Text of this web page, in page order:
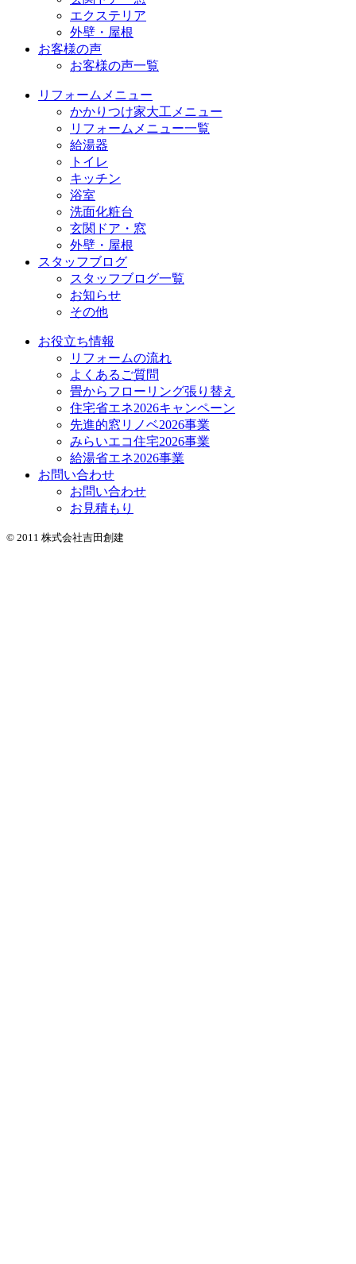
エクステリア
外壁・屋根
お客様の声
お客様の声一覧
リフォームメニュー
かかりつけ家大工メニュー
リフォームメニュー一覧
給湯器
トイレ
キッチン
浴室
洗面化粧台
玄関ドア・窓
外壁・屋根
スタッフブログ
スタッフブログ一覧
お知らせ
その他
お役立ち情報
リフォームの流れ
よくあるご質問
畳からフローリング張り替え
住宅省エネ2026キャンペーン
先進的窓リノベ2026事業
みらいエコ住宅2026事業
給湯省エネ2026事業
お問い合わせ
お問い合わせ
お見積もり
© 2011 株式会社吉田創建